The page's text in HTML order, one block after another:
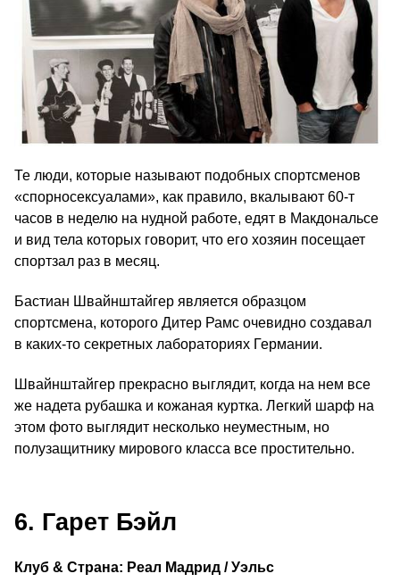
Те люди, которые называют подобных спортсменов
«спорносексуалами», как правило, вкалывают 60‑т
часов в неделю на нудной работе, едят в Макдональсе
и вид тела которых говорит, что его хозяин посещает
спортзал раз в месяц.
Бастиан Швайнштайгер является образцом
спортсмена, которого Дитер Рамс очевидно создавал
в каких-то секретных лабораториях Германии.
Швайнштайгер прекрасно выглядит, когда на нем все
же надета рубашка и кожаная куртка. Легкий шарф на
этом фото выглядит несколько неуместным, но
полузащитнику мирового класса все простительно.
6. Гарет Бэйл
Клуб & Страна: Реал Мадрид / Уэльс